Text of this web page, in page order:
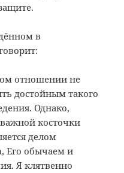
в
отношении не
достойным такого
Однако,
косточки
делом
Его обычаем и
Я клятвенно